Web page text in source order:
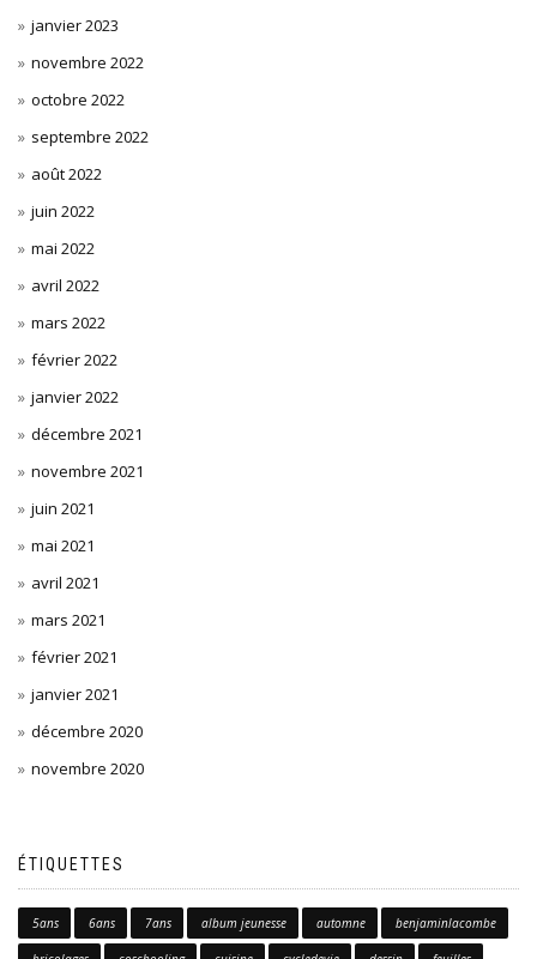
janvier 2023
novembre 2022
octobre 2022
septembre 2022
août 2022
juin 2022
mai 2022
avril 2022
mars 2022
février 2022
janvier 2022
décembre 2021
novembre 2021
juin 2021
mai 2021
avril 2021
mars 2021
février 2021
janvier 2021
décembre 2020
novembre 2020
ÉTIQUETTES
5ans 6ans 7ans album jeunesse automne benjaminlacombe